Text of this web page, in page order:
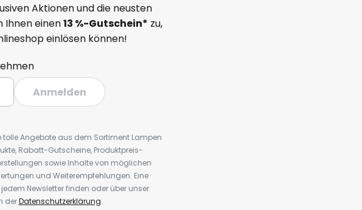
Aktionen und die neusten
Ihnen einen13 %-Gutschein* zu,
einlösen können!
Anmelden
Angebote aus dem Sortiment Lampen
Rabatt-Gutscheine, Produktpreis-
sowie Inhalte von möglichen
und Weiterempfehlungen. Eine
Newsletter finden oder über unser
derDatenschutzerklärung.